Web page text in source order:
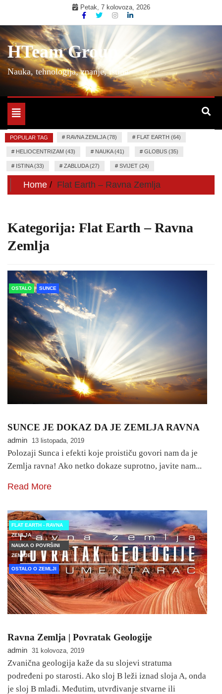
content
Petak, 7 kolovoza, 2026
HTeam Group
Nauka, tehnologija, znanje, istina
Toggle
navigation
POPULAR TAG # RAVNA ZEMLJA (78) # FLAT EARTH (64)
# HELIOCENTRIZAM (43) # NAUKA (41) # GLOBUS (35)
# ISTINA (33) # ZABLUDA (27) # SVIJET (24)
Home Flat Earth – Ravna Zemlja
Kategorija: Flat Earth – Ravna
Zemlja
OSTALO SUNCE
SUNCE JE DOKAZ DA JE ZEMLJA RAVNA
admin 13 listopada, 2019
Polozaji Sunca i efekti koje proističu govori nam da je
Zemlja ravna! Ako netko dokaze suprotno, javite nam...
Read More
FLAT EARTH - RAVNA
ZEMLJA
NAUKA O POVRŠINI
ZEMLJE
OSTALO O ZEMLJI
Ravna Zemlja | Povratak Geologije
admin 31 kolovoza, 2019
Zvanična geologija kaže da su slojevi stratuma
podređeni po starosti. Ako sloj B leži iznad sloja A, onda
je sloj B mlađi. Međutim, utvrđivanje stvarne ili